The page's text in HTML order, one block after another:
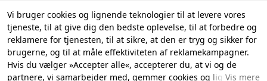
Vi bruger cookies og lignende teknologier til at levere vores
tjeneste, til at give dig den bedste oplevelse, til at forbedre og
reklamere for tjenesten, til at sikre, at den er tryg og sikker for
brugerne, og til at måle effektiviteten af reklamekampagner.
Hvis du vælger »Accepter alle«, accepterer du, at vi og de
partnere, vi samarbejder med, gemmer cookies og lignende
Vis mere